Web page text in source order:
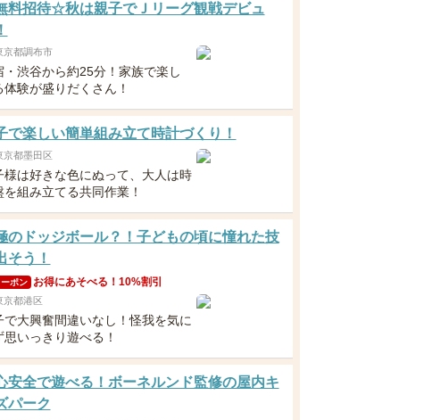
招待☆秋は親子でＪリーグ観戦デビュ
京都調布市
・渋谷から約25分！家族で楽し
体験が盛りだくさん！
で楽しい簡単組み立て時計づくり！
京都墨田区
様は好きな色にぬって、大人は時
を組み立てる共同作業！
のドッジボール？！子どもの頃に憧れた技
そう！
ポン お得にあそべる！10%割引
京都港区
で大興奮間違いなし！怪我を気に
思いっきり遊べる！
安全で遊べる！ボーネルンド監修の屋内キ
パーク